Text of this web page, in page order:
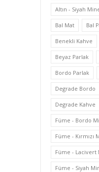
Altın - Siyah
Bal Mat Bal
Benekli Kahve
Beyaz Parlak
Bordo Parlak
Degrade Bordo
Degrade Kahve
Füme - Bordo
Füme - Kırmızı
Füme - Lacivert
Füme - Siyah